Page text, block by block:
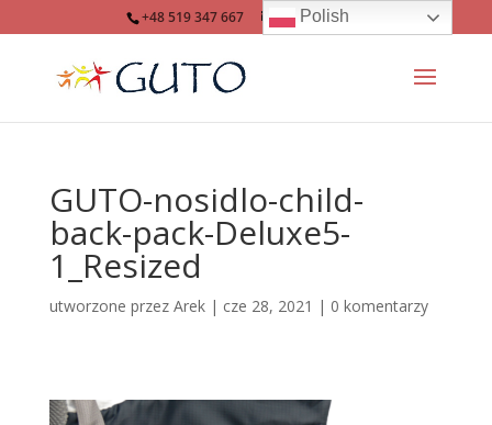
+48 519 347 667 info@guto.eu
GUTO-nosidlo-child-
back-pack-Deluxe5-
1_Resized
utworzone przez Arek| cze 28, 2021 | 0 komentarzy
Polish